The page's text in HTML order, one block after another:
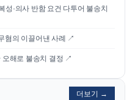
성·의사 반함 요건 다투어 불송치
혐의 이끌어낸 사례 ↗
오해로 불송치 결정 ↗
더보기 →